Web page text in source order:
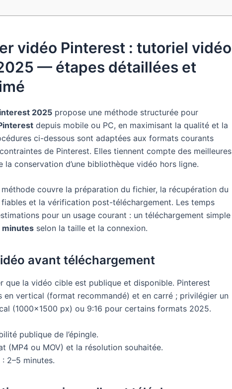
vidéo Pinterest : tutoriel vidéo
— étapes détaillées et
2025 propose une méthode structurée pour
depuis mobile ou PC, en maximisant la qualité et la
ci-dessous sont adaptées aux formats courants
de Pinterest. Elles tiennent compte des meilleures
la conservation d’une bibliothèque vidéo hors ligne.
couvre la préparation du fichier, la récupération du
fiables et la vérification post-téléchargement. Les temps
pour un usage courant : un téléchargement simple
minutes selon la taille et la connexion.
avant téléchargement
que la vidéo cible est publique et disponible. Pinterest
en vertical (format recommandé) et en carré ; privilégier un
(1000×1500 px) ou 9:16 pour certains formats 2025.
publique de l’épingle.
(MP4 ou MOV) et la résolution souhaitée.
2–5 minutes.